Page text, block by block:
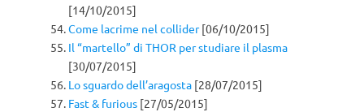
[14/10/2015]
Come lacrime nel collider[06/10/2015]
Il “martello” di THOR per studiare il plasma
[30/07/2015]
Lo sguardo dell’aragosta [28/07/2015]
Fast & furious [27/05/2015]